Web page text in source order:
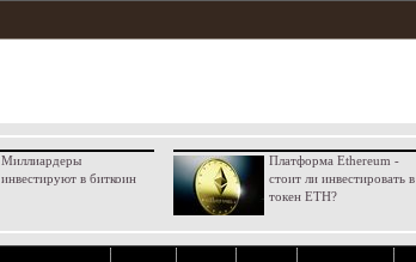
Миллиардеры
инвестируют в биткоин
Платформа Ethereum -
стоит ли инвестировать в
токен ETH?